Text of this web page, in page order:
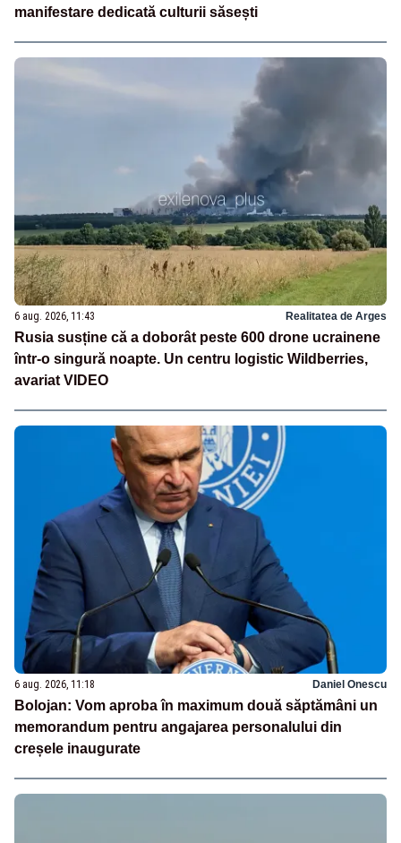
manifestare dedicată culturii săsești
6 aug. 2026, 11:43 Realitatea de Arges
Rusia susține că a doborât peste 600 drone ucrainene
într-o singură noapte. Un centru logistic Wildberries,
avariat VIDEO
6 aug. 2026, 11:18 Daniel Onescu
Bolojan: Vom aproba în maximum două săptămâni un
memorandum pentru angajarea personalului din
creșele inaugurate